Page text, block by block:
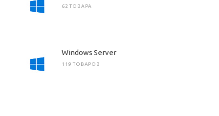
62 ТОВАРА
Windows Server
119 ТОВАРОВ